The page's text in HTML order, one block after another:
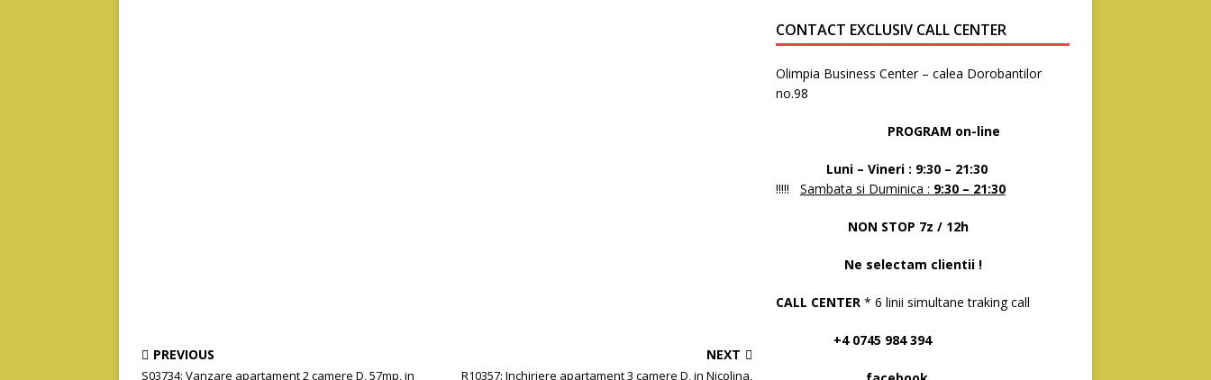
PREVIOUS
S03734: Vanzare apartament 2 camere D, 57mp, in
NEXT
R10357: Inchiriere apartament 3 camere D, in Nicolina,
CONTACT EXCLUSIV CALL CENTER
Olimpia Business Center – calea Dorobantilor
no.98
PROGRAM on-line
Luni – Vineri : 9:30 – 21:30
!!!!! Sambata si Duminica : 9:30 – 21:30
NON STOP 7z / 12h
Ne selectam clientii !
CALL CENTER* 6 linii simultane traking call
+4 0745 984 394